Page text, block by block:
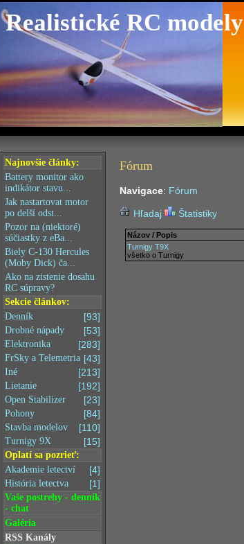
Realistické RC modely
Najnovšie články:
Battery monitor ako
indikátor stavu...
Jak nastartovat motor
po delší odst...
Pozor na (niektoré)
súčiastky z eBa...
Biely C-130 Hercules
(Moby Dick) ča...
Ako na zistenie dosahu
RC súpravy?
Sekcie článkov:
[93]
Denník
[53]
Drobné nápady
[283]
Elektronika
[43]
FrSky a Telemetria
[213]
Iné
[192]
Lietanie
[23]
Open Stabilizer
[84]
Pohony
[110]
Stavba modelov
[15]
Turnigy 9X
Oplatí sa pozrieť:
[4]
Akademie letectví
[1]
História letectva
Vaše postrehy - denník
- chat
Galéria
RSS Kanály
Fórum
Navigace: Fórum
Hľadaj Štatistiky
Názov / Popis
Turnigy T9X
všetko o Turnigy